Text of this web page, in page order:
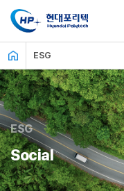
ESG
ESG
Social